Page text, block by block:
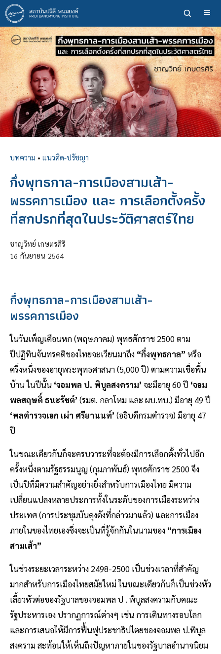
ข้าม
ไป
ยัง
เนื้อหา
หลัก
บทความ • แนวคิด-ปรัชญา
กึ่งพุทธกาล-การเมืองสามเส้า-
พรรคการเมือง และ การเลือกตั้งครั้ง
ที่สกปรกที่สุดในประวัติศาสตร์ไทย
ชาญวิทย์ เกษตรศิริ
16 กันยายน 2564
กึ่งพุทธกาล-การเมืองสามเส้า-
พรรคการเมือง
ในวันเพ็ญเดือนหก (พฤษภาคม) พุทธศักราช 2500 ตาม
ปีปฏิทินจันทรคติของไทยจะเวียนมาถึง “กึ่งพุทธกาล” หรือ
ครึ่งหนึ่งของอายุพระพุทธศาสนา (5,000 ปี) ตามความเชื่อพื้น
บ้าน ในปีนั้น ‘จอมพล ป. พิบูลสงคราม’ จะมีอายุ 60 ปี ‘จอม
พลสฤษดิ์ ธนะรัชต์’ (รมต. กลาโหม และ ผบ.ทบ.) มีอายุ 49 ปี
‘พลตำรวจเอก เผ่า ศรียานนท์’ (อธิบดีกรมตำรวจ) มีอายุ 47
ปี
ในขณะเดียวกันก็จะครบวาระที่จะต้องมีการเลือกตั้งทั่วไปอีก
ครั้งหนึ่งตามรัฐธรรมนูญ (กุมภาพันธ์) พุทธศักราช 2500 จึง
เป็นปีที่มีความสำคัญอย่างยิ่งสำหรับการเมืองไทย มีความ
เปลี่ยนแปลงหลายประการทั้งในระดับของการเมืองระหว่าง
ประเทศ (การประชุมบันดุงดังที่กล่าวมาแล้ว) และการเมือง
ภายในของไทยเองซึ่งจะเป็นที่รู้จักกันในนามของ “การเมือง
สามเส้า”
ในช่วงระยะเวลาระหว่าง 2498-2500 เป็นช่วงเวลาที่สำคัญ
มากสำหรับการเมืองไทยสมัยใหม่ ในขณะเดียวกันก็เป็นช่วงหัว
เลี้ยวหัวต่อของรัฐบาลของจอมพล ป . พิบูลสงครามกับคณะ
รัฐประหารเอง ปรากฏการณ์ต่างๆ เช่น การเดินทางรอบโลก
และการเสนอให้มีการฟื้นฟูประชาธิปไตยของจอมพล ป.พิบูล
สงคราม สะท้อนให้เห็นถึงปัญหาภายในของรัฐบาลอำนาจนิยม